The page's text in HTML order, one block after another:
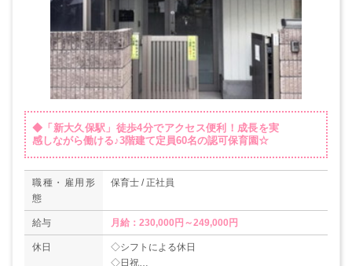
◆「新大久保駅」徒歩4分でアクセス便利！成長を実
感しながら働ける♪3階建て定員60名の認可保育園☆
職種・雇用形
態
保育士 / 正社員
給与 月給：230,000円～249,000円
休日
◇シフトによる休日
◇日祝